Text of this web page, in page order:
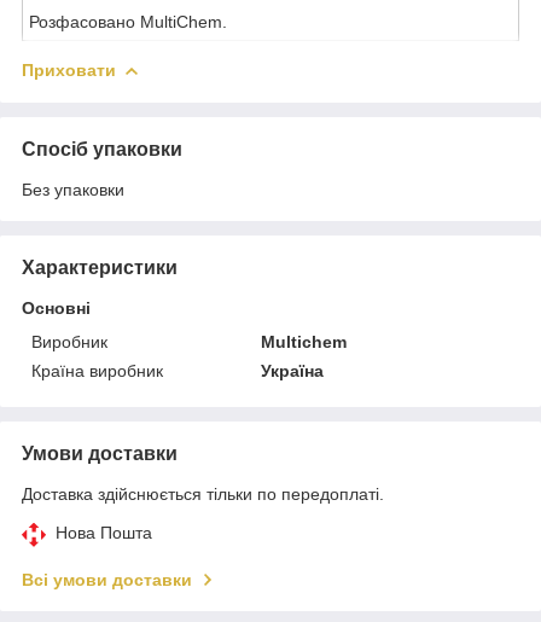
Розфасовано MultiChem.
Приховати
Спосіб упаковки
Без упаковки
Характеристики
Основні
Виробник
Multichem
Країна виробник
Україна
Умови доставки
Доставка здійснюється тільки по передоплаті.
Нова Пошта
Всі умови доставки